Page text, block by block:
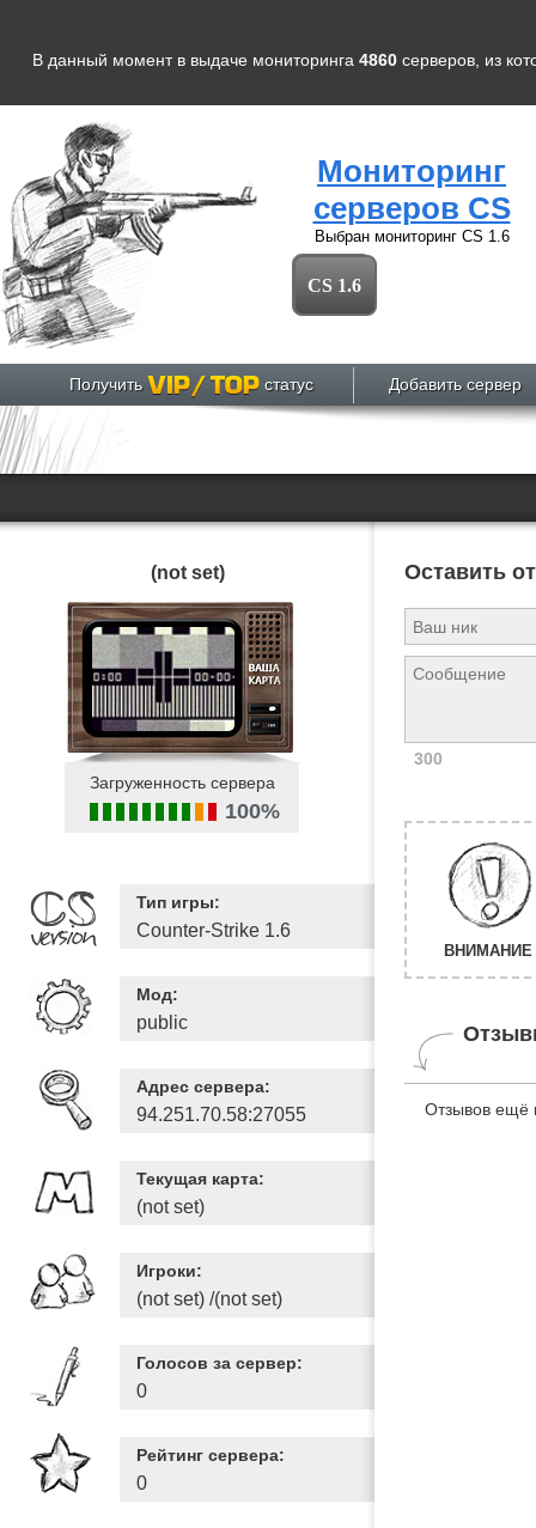
В данный момент в выдаче мониторинга 4860 серверов, из
Мониторинг
серверов CS
Выбран мониторинг CS 1.6
CS 1.6
Получить статус Добавить сервер
(not set)
Загруженность сервера
100%
Тип игры:
Counter-Strike 1.6
Мод:
public
Адрес сервера:
94.251.70.58:27055
Текущая карта:
(not set)
Игроки:
(not set) /(not set)
Голосов за сервер:
0
Рейтинг сервера:
0
Оставить
300
ВНИМАНИЕ
Отзывов ещё